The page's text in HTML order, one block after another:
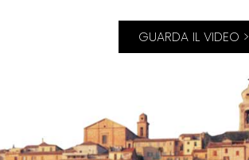
GUARDA IL VIDEO >